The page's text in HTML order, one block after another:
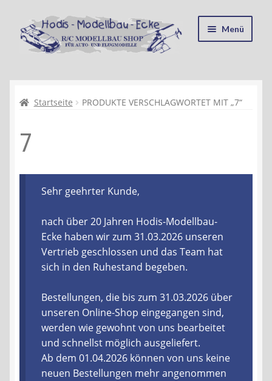
Zur
Navigation
springen
Zum
Inhalt
springen
Menü
Kasse
Mein Konto
Shop
Warenkorb
Ablauf einer Bestellung
Liefer- und Versandkosten
Zahlungsarten
Lieferzeit & Verfügbarkeit
Startseite PRODUKTE VERSCHLAGWORTET MIT „7“
7
Sehr geehrter Kunde,
nach über 20 Jahren Hodis-Modellbau-
Ecke haben wir zum 31.03.2026 unseren
Vertrieb geschlossen und das Team hat
sich in den Ruhestand begeben.
Bestellungen, die bis zum 31.03.2026 über
unseren Online-Shop eingegangen sind,
werden wie gewohnt von uns bearbeitet
und schnellst möglich ausgeliefert.
Ab dem 01.04.2026 können von uns keine
neuen Bestellungen mehr angenommen